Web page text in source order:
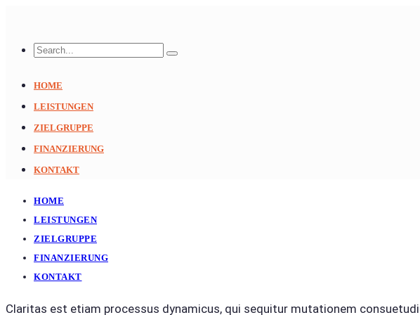
HOME
LEISTUNGEN
ZIELGRUPPE
FINANZIERUNG
KONTAKT
HOME
LEISTUNGEN
ZIELGRUPPE
FINANZIERUNG
KONTAKT
Claritas est etiam processus dynamicus, qui sequitur mutationem